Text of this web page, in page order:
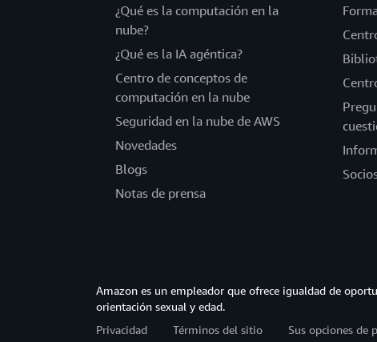
¿Qué es la computación en la
nube?
¿Qué es la IA agéntica?
Centro de conceptos de
computación en la nube
Seguridad en la nube de AWS
Novedades
Blogs
Notas de prensa
Amazon es un empleador que ofrece igualdad de
orientación sexual y edad.
Privacidad
Términos del sitio
Sus opciones de